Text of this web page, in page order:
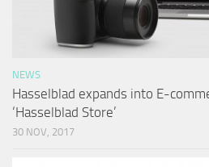
NEWS
Hasselblad expands into E-
‘Hasselblad Store’
30 NOV, 2017